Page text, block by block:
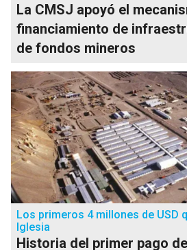
La CMSJ apoyó el
financiamiento de
de fondos mineros
Los primeros 4 millones de USD
Iglesia
Historia del primer pago